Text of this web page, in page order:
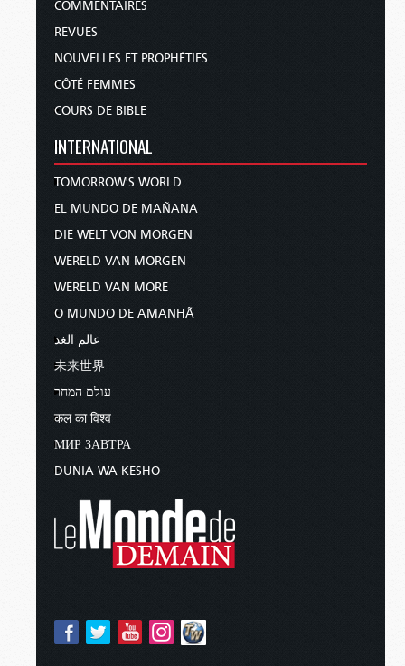
COMMENTAIRES
REVUES
NOUVELLES ET PROPHÉTIES
CÔTÉ FEMMES
COURS DE BIBLE
INTERNATIONAL
TOMORROW'S WORLD
EL MUNDO DE MAÑANA
DIE WELT VON MORGEN
WERELD VAN MORGEN
WERELD VAN MORE
O MUNDO DE AMANHÃ
عالم الغد
未来世界
עולם המחר
कल का विश्व
МИР ЗАВТРА
DUNIA WA KESHO